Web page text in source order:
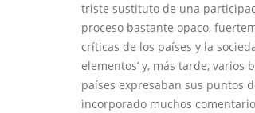
triste sustituto de una
proceso bastante opaco,
críticas de los países y la
elementos’ y, más tarde,
países expresaban sus puntos
incorporado muchos